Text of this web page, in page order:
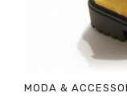
MODA &